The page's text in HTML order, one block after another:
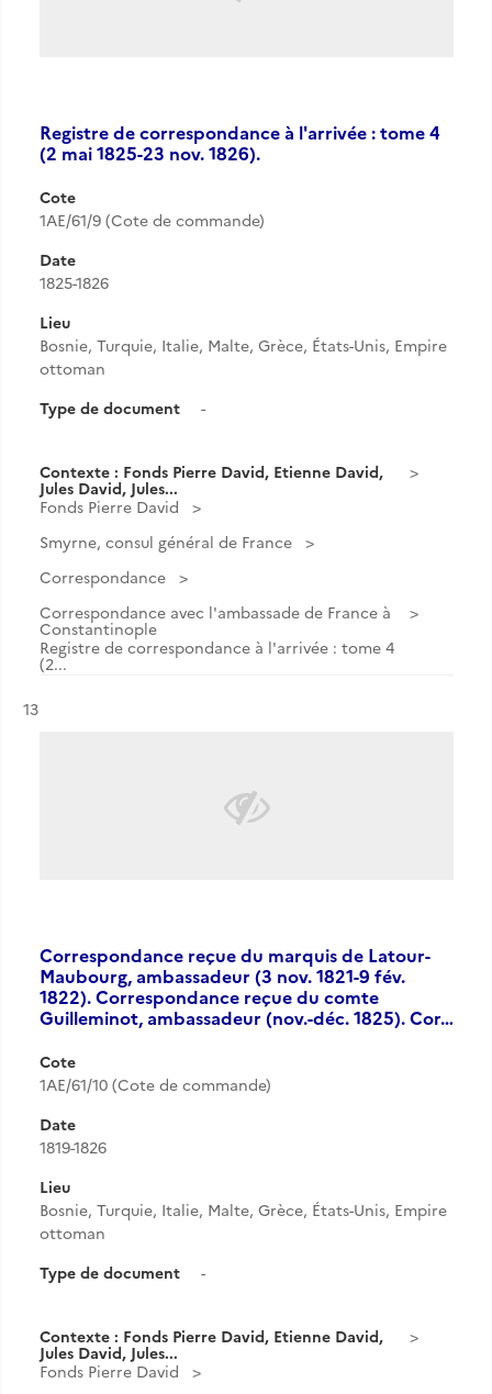
Registre de correspondance à l'arrivée : tome 4
(2 mai 1825-23 nov. 1826).
Cote
1AE/61/9 (Cote de commande)
Date
1825-1826
Lieu
Bosnie, Turquie, Italie, Malte, Grèce, États-Unis, Empire
ottoman
Type de document
-
Contexte : Fonds Pierre David, Etienne David,
Jules David, Jules...
Fonds Pierre David
Smyrne, consul général de France
Correspondance
Correspondance avec l'ambassade de France à
Constantinople
Registre de correspondance à l'arrivée : tome 4
(2...
Résultat n°
13
Correspondance reçue du marquis de Latour-
Maubourg, ambassadeur (3 nov. 1821-9 fév.
1822). Correspondance reçue du comte
Guilleminot, ambassadeur (nov.-déc. 1825). Cor…
Cote
1AE/61/10 (Cote de commande)
Date
1819-1826
Lieu
Bosnie, Turquie, Italie, Malte, Grèce, États-Unis, Empire
ottoman
Type de document
-
Contexte : Fonds Pierre David, Etienne David,
Jules David, Jules...
Fonds Pierre David